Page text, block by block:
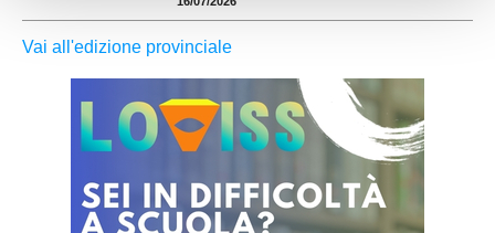
Vai all'edizione provinciale